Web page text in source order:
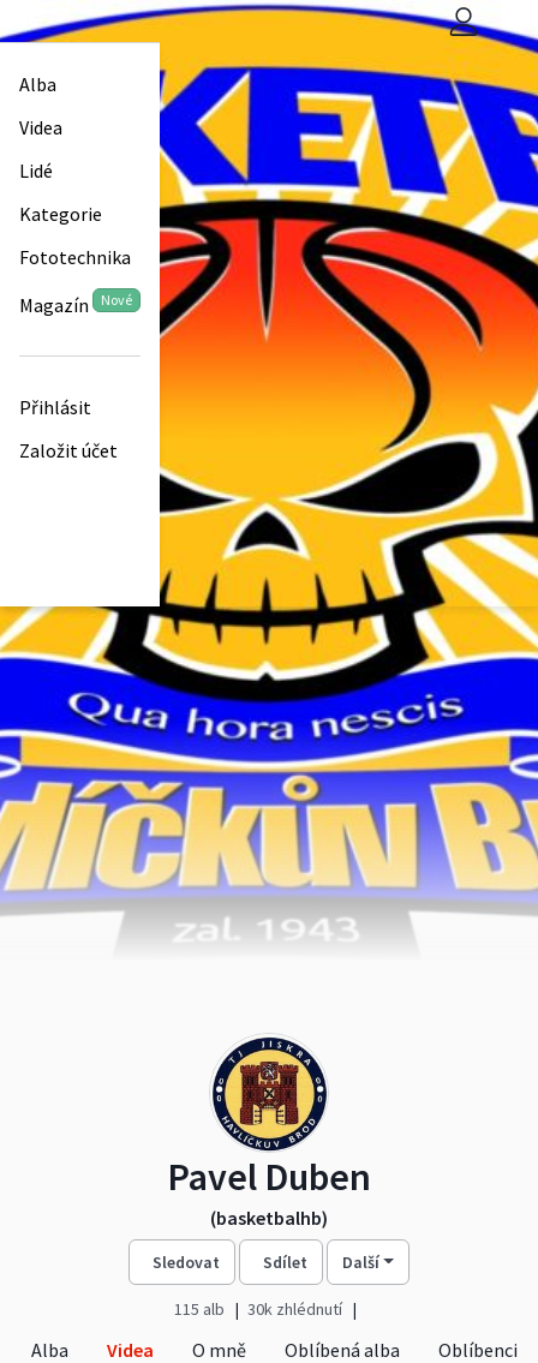
Alba
Videa
Lidé
Kategorie
Fototechnika
Magazín Nové
Přihlásit
Založit účet
Pavel Duben
(basketbalhb)
Sledovat Sdílet Další
115 alb 30k zhlédnutí
Alba Videa O mně Oblíbená alba Oblíbenci